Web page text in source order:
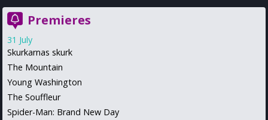
Premieres
31 July
Skurkarnas skurk
The Mountain
Young Washington
The Souffleur
Spider-Man: Brand New Day